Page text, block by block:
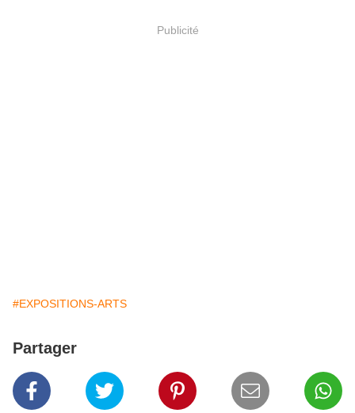
Publicité
#EXPOSITIONS-ARTS
Partager